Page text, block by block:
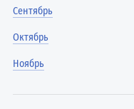
Сентябрь
Октябрь
Ноябрь